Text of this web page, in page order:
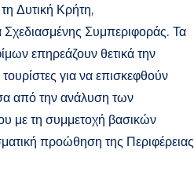
Δυτική Κρήτη,
Συμπεριφοράς. Τα
επηρεάζουν θετικά την
για να επισκεφθούν
από την ανάλυση των
με τη συμμετοχή βασικών
προώθηση της Περιφέρειας